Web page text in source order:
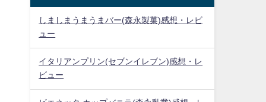
しましまうまうまバー(森永製菓)感想・レビ
ュー
イタリアンプリン(セブンイレブン)感想・レ
ビュー